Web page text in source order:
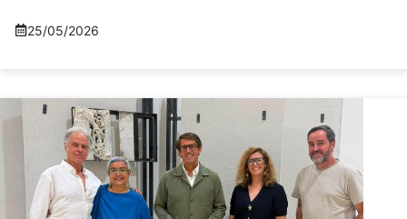
25/05/2026